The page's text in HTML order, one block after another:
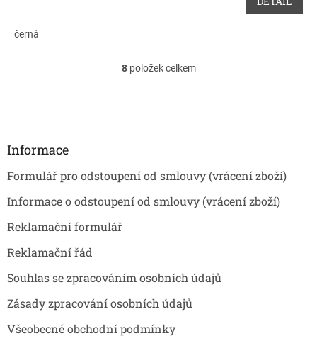
černá
O
l
p
v
p
s
8položek celkem
Z
Informace
Formulář pro odstoupení od smlouvy (vrácení zboží)
Informace o odstoupení od smlouvy (vrácení zboží)
Reklamační formulář
Reklamační řád
Souhlas se zpracováním osobních údajů
Zásady zpracování osobních údajů
Všeobecné obchodní podmínky